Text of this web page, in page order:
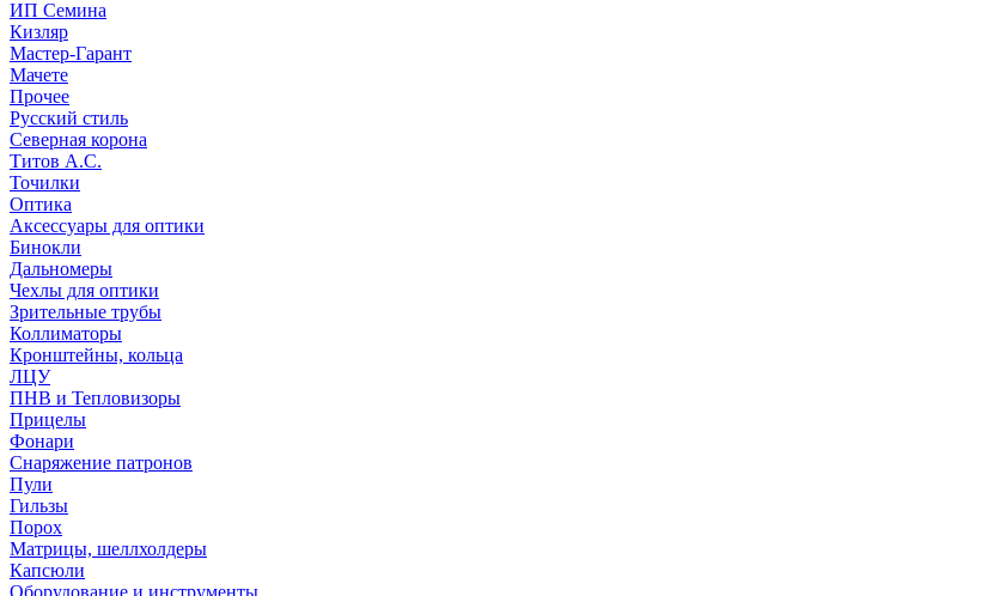
ИП Семина
Кизляр
Мастер-Гарант
Мачете
Прочее
Русский стиль
Северная корона
Титов А.С.
Точилки
Оптика
Аксессуары для оптики
Бинокли
Дальномеры
Чехлы для оптики
Зрительные трубы
Коллиматоры
Кронштейны, кольца
ЛЦУ
ПНВ и Тепловизоры
Прицелы
Фонари
Снаряжение патронов
Пули
Гильзы
Порох
Матрицы, шеллхолдеры
Капсюли
Оборудование и инструменты